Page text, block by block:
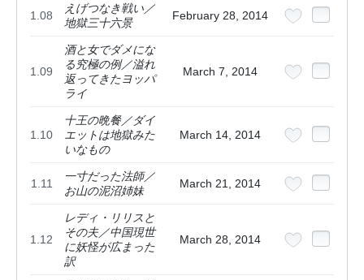
1.08
えげつなき戦い／
地獄三十六景
February 28, 2014
1.09
酒と女でダメにな
る究極の例／溢れ
返ってきたヨッパ
ライ
March 7, 2014
1.10
十王の晩餐／ダイ
エットは地獄みた
いなもの
March 14, 2014
1.11
一寸だった法師／
お山の泥沼姉妹
March 21, 2014
1.12
レディ・リリスと
その夫／中国現世
に妖怪が広まった
訳
March 28, 2014